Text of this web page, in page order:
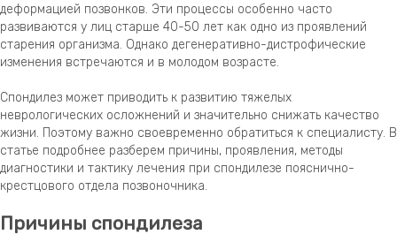
деформацией позвонков. Эти процессы особенно часто
развиваются у лиц старше 40-50 лет как одно из проявлений
старения организма. Однако дегенеративно-дистрофические
изменения встречаются и в молодом возрасте.
Спондилез может приводить к развитию тяжелых
неврологических осложнений и значительно снижать качество
жизни. Поэтому важно своевременно обратиться к специалисту. В
статье подробнее разберем причины, проявления, методы
диагностики и тактику лечения при спондилезе пояснично-
крестцового отдела позвоночника.
Причины спондилеза